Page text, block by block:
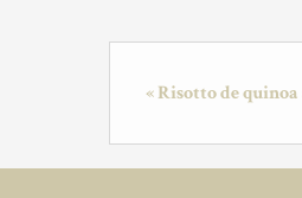
« Risotto de quinoa